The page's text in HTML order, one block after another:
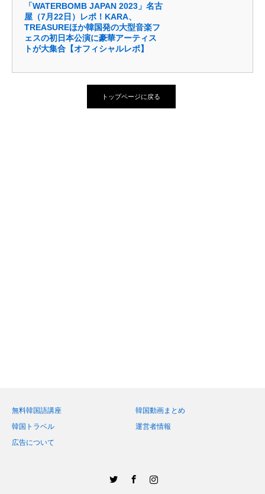
「WATERBOMB JAPAN 2023」名古
屋（7月22日）レポ！KARA、
TREASUREほか韓国発の大型音楽フ
ェスの初日本公演に豪華アーティス
トが大集合【オフィシャルレポ】
トップページに戻る
無料韓国語講座
韓国動画まとめ
韓国トラベル
運営者情報
広告について